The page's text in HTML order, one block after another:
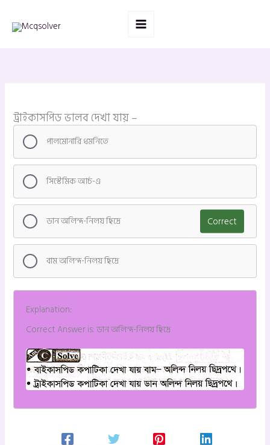
content
ট্রাইকাসপিড ভালব দেখা যায় –
পালমোনারি ধমনিতে
সিস্টেমিক আর্চ-এ
ডান অলিন্দ-নিলয় ছিদ্রে Correct
বাম অলিন্দ-নিলয় ছিদ্রে
Explanation:
Correct Answer is: ডান অলিন্দ-নিলয় ছিদ্রে